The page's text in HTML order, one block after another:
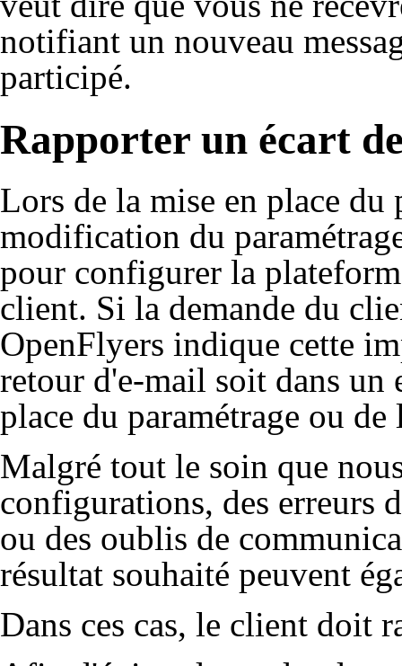
notifiant un nouveau
participé.
Rapporter un écart
Lors de la mise en place du
modification du
pour configurer la
client. Si la demande du
OpenFlyers indique cette
retour d'e-mail soit dans un
place du paramétrage ou
Malgré tout le soin que
configurations, des erreurs
ou des oublis de
résultat souhaité peuvent
Dans ces cas, le client doit